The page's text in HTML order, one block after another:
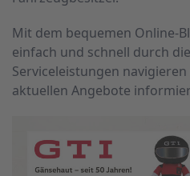
Mit dem bequemen Online-
einfach und schnell durch
Serviceleistungen
aktuellen Angebote